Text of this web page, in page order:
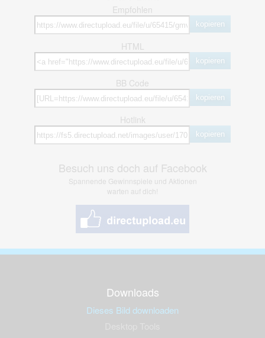
Empfohlen
kopieren
HTML
kopieren
BB Code
kopieren
Hotlink
kopieren
Besuch uns doch auf Facebook
Spannende Gewinnspiele und Aktionen
warten auf dich!
Downloads
Dieses Bild downloaden